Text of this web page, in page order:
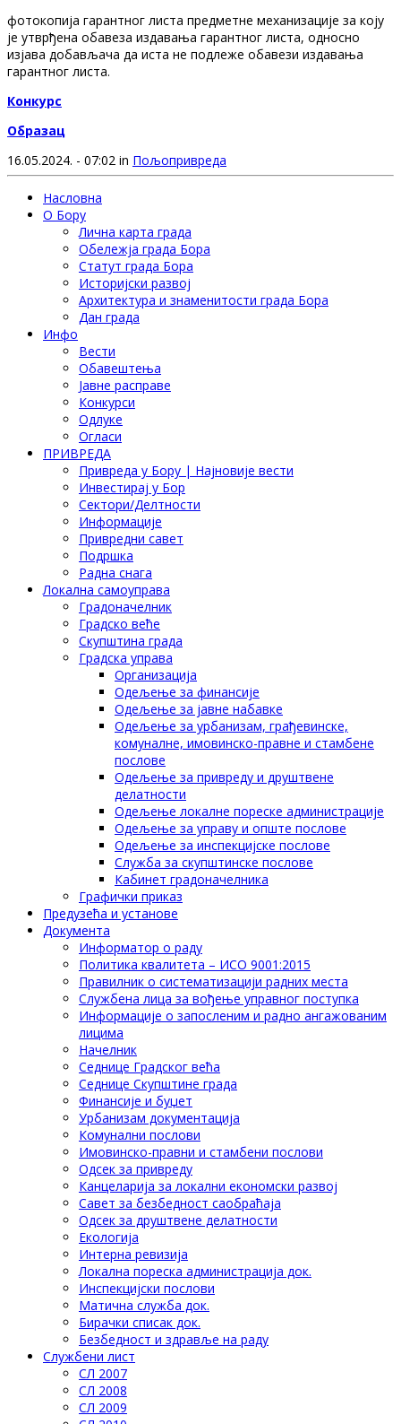
фотокопија гарантног листа предметне механизације за коју
је утврђена обавеза издавања гарантног листа, односно
изјава добављача да иста не подлеже обавези издавања
гарантног листа.
Конкурс
Образац
16.05.2024. - 07:02 in Пољопривреда
Насловна
О Бору
Лична карта града
Обележја града Бора
Статут града Бора
Историјски развој
Архитектура и знаменитости града Бора
Дан града
Инфо
Вести
Обавештења
Јавне расправе
Конкурси
Одлуке
Огласи
ПРИВРЕДА
Привреда у Бору | Најновије вести
Инвестирај у Бор
Сектори/Делтности
Информације
Привредни савет
Подршка
Радна снага
Локална самоуправа
Градоначелник
Градско веће
Скупштина града
Градска управа
Организација
Одељење за финансије
Одељење за јавне набавке
Одељење за урбанизам, грађевинске,
комуналне, имовинско-правне и стамбене
послове
Одељење за привреду и друштвене
делатности
Одељење локалне пореске администрације
Одељење за управу и опште послове
Одељење за инспекцијске послове
Служба за скупштинске послове
Кабинет градоначелника
Графички приказ
Предузећа и установе
Документа
Информатор о раду
Политика квалитета – ИСО 9001:2015
Правилник о систематизацији радних места
Службена лица за вођење управног поступка
Информације о запосленим и радно ангажованим
лицима
Начелник
Седнице Градског већа
Седнице Скупштине града
Финансије и буџет
Урбанизам документација
Комунални послови
Имовинско-правни и стамбени послови
Одсек за привреду
Канцеларија за локални економски развој
Савет за безбедност саобраћаја
Одсек за друштвене делатности
Eкологија
Интерна ревизија
Локална пореска администрација док.
Инспекцијски послови
Матична служба док.
Бирачки списак док.
Безбедност и здравље на раду
Службени лист
СЛ 2007
СЛ 2008
СЛ 2009